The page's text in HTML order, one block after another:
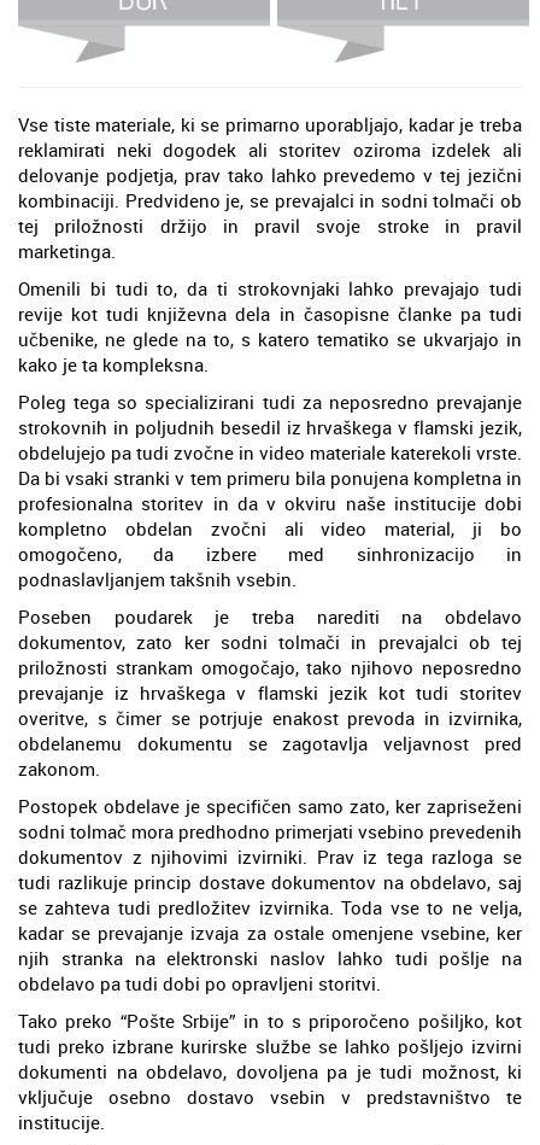
Vse tiste materiale, ki se primarno uporabljajo, kadar je treba
reklamirati neki dogodek ali storitev oziroma izdelek ali
delovanje podjetja, prav tako lahko prevedemo v tej jezični
kombinaciji. Predvideno je, se prevajalci in sodni tolmači ob
tej priložnosti držijo in pravil svoje stroke in pravil
marketinga.
Omenili bi tudi to, da ti strokovnjaki lahko prevajajo tudi
revije kot tudi književna dela in časopisne članke pa tudi
učbenike, ne glede na to, s katero tematiko se ukvarjajo in
kako je ta kompleksna.
Poleg tega so specializirani tudi za neposredno prevajanje
strokovnih in poljudnih besedil iz hrvaškega v flamski jezik,
obdelujejo pa tudi zvočne in video materiale katerekoli vrste.
Da bi vsaki stranki v tem primeru bila ponujena kompletna in
profesionalna storitev in da v okviru naše institucije dobi
kompletno obdelan zvočni ali video material, ji bo
omogočeno, da izbere med sinhronizacijo in
podnaslavljanjem takšnih vsebin.
Poseben poudarek je treba narediti na obdelavo
dokumentov, zato ker sodni tolmači in prevajalci ob tej
priložnosti strankam omogočajo, tako njihovo neposredno
prevajanje iz hrvaškega v flamski jezik kot tudi storitev
overitve, s čimer se potrjuje enakost prevoda in izvirnika,
obdelanemu dokumentu se zagotavlja veljavnost pred
zakonom.
Postopek obdelave je specifičen samo zato, ker zapriseženi
sodni tolmač mora predhodno primerjati vsebino prevedenih
dokumentov z njihovimi izvirniki. Prav iz tega razloga se
tudi razlikuje princip dostave dokumentov na obdelavo, saj
se zahteva tudi predložitev izvirnika. Toda vse to ne velja,
kadar se prevajanje izvaja za ostale omenjene vsebine, ker
njih stranka na elektronski naslov lahko tudi pošlje na
obdelavo pa tudi dobi po opravljeni storitvi.
Tako preko “Pošte Srbije” in to s priporočeno pošiljko, kot
tudi preko izbrane kurirske službe se lahko pošljejo izvirni
dokumenti na obdelavo, dovoljena pa je tudi možnost, ki
vključuje osebno dostavo vsebin v predstavništvo te
institucije.